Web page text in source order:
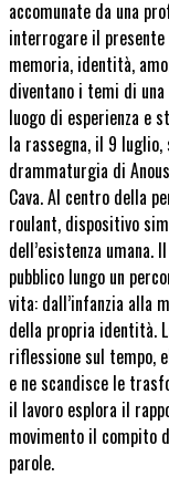
accomunate da una
interrogare il
memoria, identità,
diventano i temi di
luogo di esperienza e
la rassegna, il 9 luglio,
drammaturgia di
Cava. Al centro della
roulant, dispositivo
dell’esistenza umana.
pubblico lungo un
vita: dall’infanzia alla
della propria identità.
riflessione sul tempo,
e ne scandisce le
il lavoro esplora il
movimento il compito
parole.